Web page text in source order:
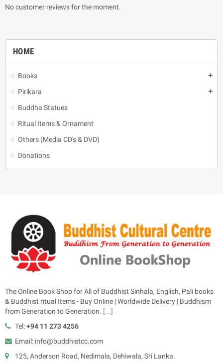
HOME
Books add
Pirikara add
Buddha Statues
Ritual Items & Ornament
Others (Media CD's & DVD)
Donations
No customer reviews for the moment.
The Online Book Shop for All of Buddhist Sinhala, English, Pali books
& Buddhist ritual Items - Buy Online | Worldwide Delivery | Buddhism
from Generation to Generation. [...]
Tel:+94 11 273 4256
Email: info@buddhistcc.com
125, Anderson Road, Nedimala, Dehiwala, Sri Lanka.